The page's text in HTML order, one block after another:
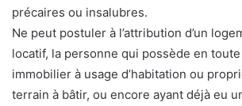
précaires ou insalubres.
Ne peut postuler à l’attribution d’un
locatif, la personne qui possède en
immobilier à usage d’habitation ou
terrain à bâtir, ou encore ayant déjà eu